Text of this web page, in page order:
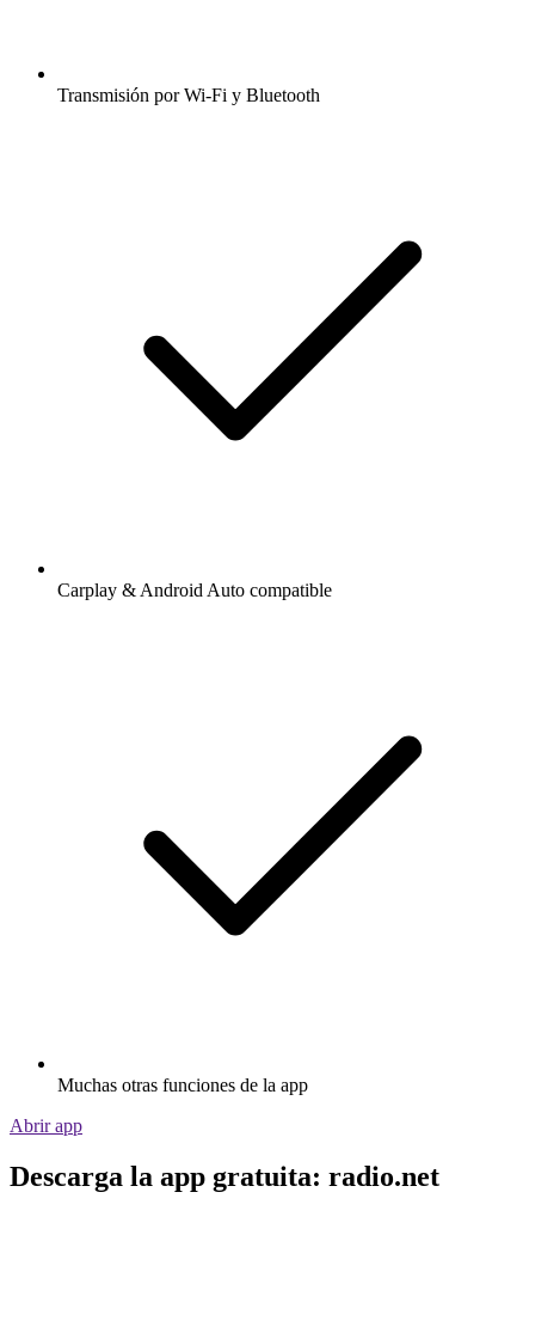
Transmisión por Wi-Fi y Bluetooth
Carplay & Android Auto compatible
Muchas otras funciones de la app
Abrir app
Descarga la app gratuita: radio.net